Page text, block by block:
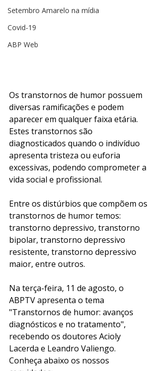
Setembro Amarelo na mídia
Covid-19
ABP Web
Os transtornos de humor possuem
diversas ramificações e podem
aparecer em qualquer faixa etária.
Estes transtornos são
diagnosticados quando o indivíduo
apresenta tristeza ou euforia
excessivas, podendo comprometer a
vida social e profissional.
Entre os distúrbios que compõem os
transtornos de humor temos:
transtorno depressivo, transtorno
bipolar, transtorno depressivo
resistente, transtorno depressivo
maior, entre outros.
Na terça-feira, 11 de agosto, o
ABPTV apresenta o tema
"Transtornos de humor: avanços
diagnósticos e no tratamento",
recebendo os doutores Acioly
Lacerda e Leandro Valiengo.
Conheça abaixo os nossos